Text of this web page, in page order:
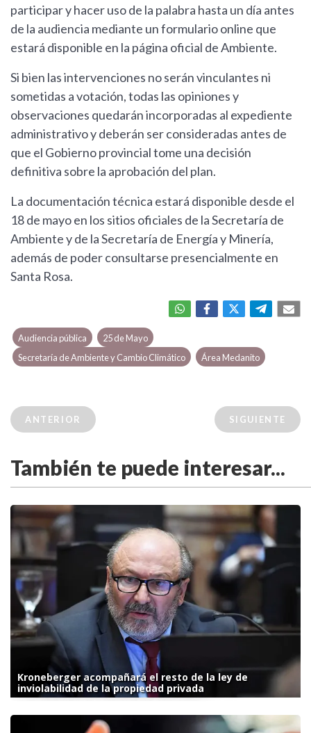
participar y hacer uso de la palabra hasta un día antes
de la audiencia mediante un formulario online que
estará disponible en la página oficial de Ambiente.
Si bien las intervenciones no serán vinculantes ni
sometidas a votación, todas las opiniones y
observaciones quedarán incorporadas al expediente
administrativo y deberán ser consideradas antes de
que el Gobierno provincial tome una decisión
definitiva sobre la aprobación del plan.
La documentación técnica estará disponible desde el
18 de mayo en los sitios oficiales de la Secretaría de
Ambiente y de la Secretaría de Energía y Minería,
además de poder consultarse presencialmente en
Santa Rosa.
Audiencia pública
25 de Mayo
Secretaría de Ambiente y Cambio Climático
Área Medanito
ANTERIOR SIGUIENTE
También te puede interesar...
Kroneberger acompañará el resto de la ley de
inviolabilidad de la propiedad privada